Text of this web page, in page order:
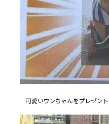
可愛いワンちゃんをプレゼント